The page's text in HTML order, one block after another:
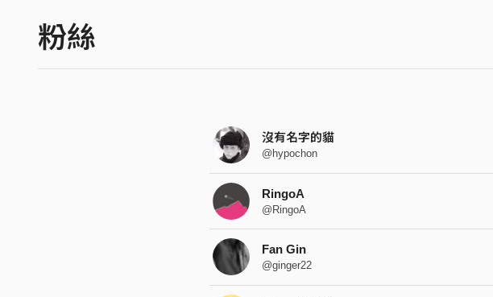
粉絲
沒有名字的貓
@hypochon
RingoA
@RingoA
Fan Gin
@ginger22